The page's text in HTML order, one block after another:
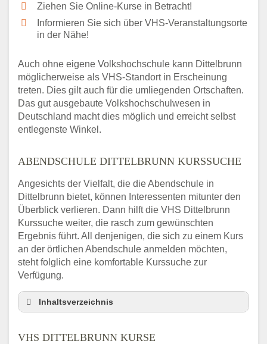
Ziehen Sie Online-Kurse in Betracht!
Informieren Sie sich über VHS-Veranstaltungsorte
in der Nähe!
Auch ohne eigene Volkshochschule kann Dittelbrunn
möglicherweise als VHS-Standort in Erscheinung
treten. Dies gilt auch für die umliegenden Ortschaften.
Das gut ausgebaute Volkshochschulwesen in
Deutschland macht dies möglich und erreicht selbst
entlegenste Winkel.
ABENDSCHULE DITTELBRUNN KURSSUCHE
Angesichts der Vielfalt, die die Abendschule in
Dittelbrunn bietet, können Interessenten mitunter den
Überblick verlieren. Dann hilft die VHS Dittelbrunn
Kurssuche weiter, die rasch zum gewünschten
Ergebnis führt. All denjenigen, die sich zu einem Kurs
an der örtlichen Abendschule anmelden möchten,
steht folglich eine komfortable Kurssuche zur
Verfügung.
Inhaltsverzeichnis
Umgebung
VHS DITTELBRUNN KURSE